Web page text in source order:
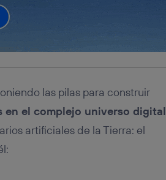
las pilas para construir
en el complejo universo digital
artificiales de la Tierra: el